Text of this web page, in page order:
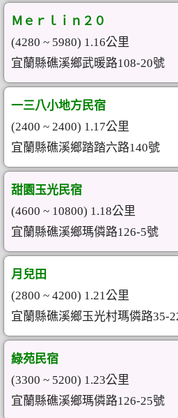
Ｍｅｒｌｉｎ２０
(4280 ~ 5980) 1.16公里
宜蘭縣礁溪鄉武暖路108-20號
一三八小地方民宿
(2400 ~ 2400) 1.17公里
宜蘭縣礁溪鄉踏踏六路140號
甜園玉光民宿
(4600 ~ 10800) 1.18公里
宜蘭縣礁溪鄉瑪僯路126-5號
月兒田
(2800 ~ 4200) 1.21公里
宜蘭縣礁溪鄉玉光村瑪僯路35-
綠苑民宿
(3300 ~ 5200) 1.23公里
宜蘭縣礁溪鄉瑪僯路126-25號